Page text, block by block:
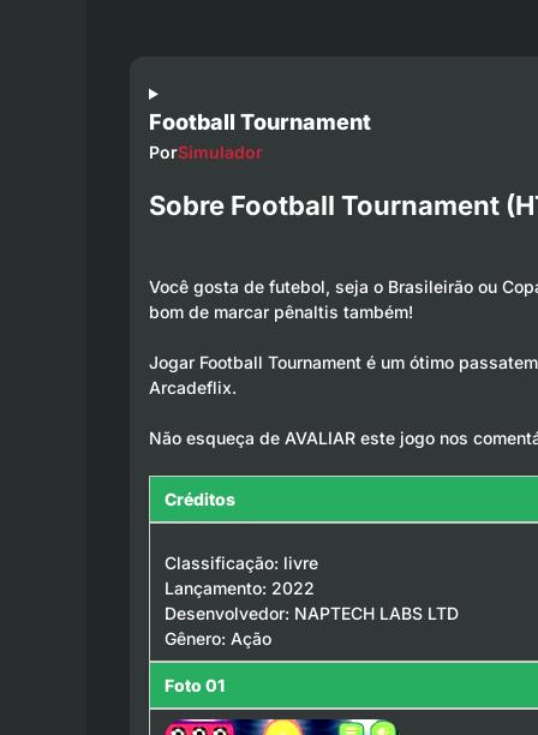
Football Tournament
PorSimulador
Sobre Football Tournament
Você gosta de futebol, seja o Brasileirão ou
bom de marcar pênaltis também!
Jogar Football Tournament é um ótimo
Arcadeflix.
Não esqueça de AVALIAR este jogo nos
Créditos
Classificação: livre
Lançamento: 2022
Desenvolvedor: NAPTECH LABS LTD
Gênero: Ação
Foto 01